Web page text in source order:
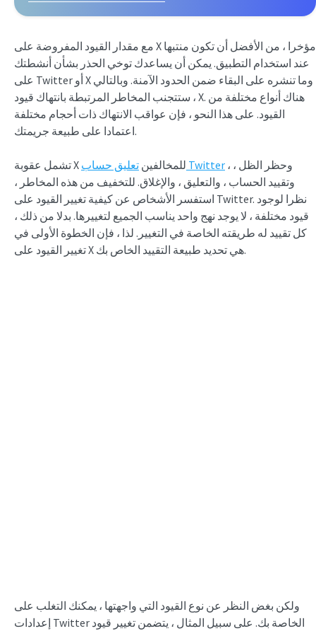
مع مقدار القيود المفروضة على X مؤخرا ، من الأفضل أن تكون منتبها
عند استخدام التطبيق. يمكن أن يساعدك توخي الحذر بشأن أنشطتك
على Twitter أو X وما تنشره على البقاء ضمن الحدود الآمنة. وبالتالي
، ستتجنب المخاطر المرتبطة بانتهاك قيود X. هناك أنواع مختلفة من
القيود. على هذا النحو ، فإن عواقب الانتهاك ذات أحجام مختلفة
اعتمادا على طبيعة جريمتك.
تشمل عقوبة X للمخالفين تعليق حساب Twitter ، وحظر الظل ،
وتقييد الحساب ، والتعليق ، والإغلاق. للتخفيف من هذه المخاطر ،
استفسر الأشخاص عن كيفية تغيير القيود على Twitter. نظرا لوجود
قيود مختلفة ، لا يوجد نهج واحد يناسب الجميع لتغييرها. بدلا من ذلك ،
كل تقييد له طريقته الخاصة في التغيير. لذا ، فإن الخطوة الأولى في
تغيير القيود على X هي تحديد طبيعة التقييد الخاص بك.
ولكن بغض النظر عن نوع القيود التي واجهتها ، يمكنك التغلب على
إعدادات Twitter الخاصة بك. على سبيل المثال ، يتضمن تغيير قيود